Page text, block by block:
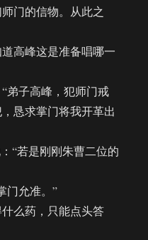
门的信物。从此之
高峰这是准备唱哪一
子高峰，犯师门戒
恳求掌门将我开革出
“若是刚刚朱曹二位的
允准。”
么药，只能点头答